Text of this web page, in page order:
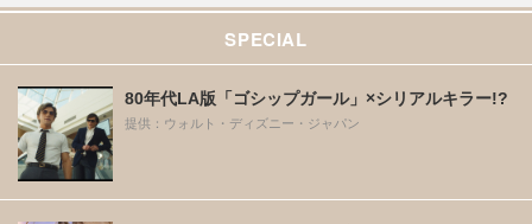
SPECIAL
80年代LA版「ゴシップガール」×シリアルキラー!?
提供：ウォルト・ディズニー・ジャパン